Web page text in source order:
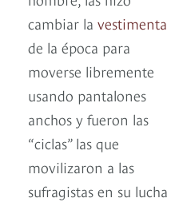
cambiar la vestimenta
de la época para
moverse libremente
usando pantalones
anchos y fueron las
“ciclas” las que
movilizaron a las
sufragistas en su lucha